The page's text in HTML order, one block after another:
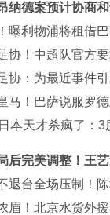
纳德案预计协商
禁赛一年
曝利物浦将租借
问题
协！中超队官方
榜
协：为最近事件
马！巴萨说服罗
话
本天才杀疯了：
后完美调整！王
退台全场压制！
！
眉！北京水货外